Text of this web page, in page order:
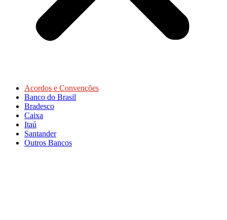
Acordos e Convenções
Banco do Brasil
Bradesco
Caixa
Itaú
Santander
Outros Bancos